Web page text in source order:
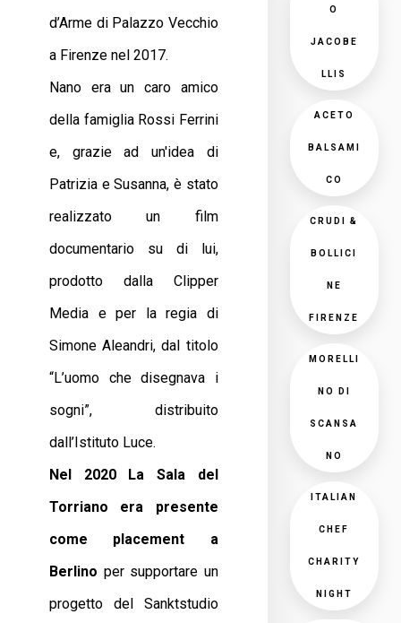
d’Arme di Palazzo Vecchio
a Firenze nel 2017.
Nano era un caro amico
della famiglia Rossi Ferrini
e, grazie ad un'idea di
Patrizia e Susanna, è stato
realizzato un film
documentario su di lui,
prodotto dalla Clipper
Media e per la regia di
Simone Aleandri, dal titolo
“L’uomo che disegnava i
sogni”, distribuito
dall’Istituto Luce.
Nel 2020 La Sala del
Torriano era presente
come placement a
Berlino per supportare un
progetto del Sanktstudio
O
JACOBE
LLIS
ACETO
BALSAMI
CO
CRUDI &
BOLLICI
NE
FIRENZE
MORELLI
NO DI
SCANSA
NO
ITALIAN
CHEF
CHARITY
NIGHT